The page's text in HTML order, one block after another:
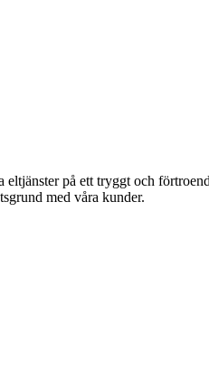
eltjänster på ett tryggt och
med våra kunder.